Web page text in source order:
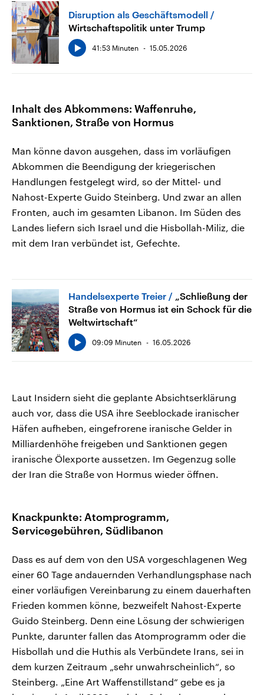
Disruption als Geschäftsmodell
Wirtschaftspolitik unter Trump
41:53 Minuten 15.05.2026
Inhalt des Abkommens: Waffenruhe,
Sanktionen, Straße von Hormus
Man könne davon ausgehen, dass im vorläufigen
Abkommen die Beendigung der kriegerischen
Handlungen festgelegt wird, so der Mittel- und
Nahost-Experte Guido Steinberg. Und zwar an allen
Fronten, auch im gesamten Libanon. Im Süden des
Landes liefern sich Israel und die Hisbollah-Miliz, die
mit dem Iran verbündet ist, Gefechte.
Handelsexperte Treier
„Schließung der
Straße von Hormus ist ein Schock für die
Weltwirtschaft“
09:09 Minuten 16.05.2026
Laut Insidern sieht die geplante Absichtserklärung
auch vor, dass die USA ihre Seeblockade iranischer
Häfen aufheben, eingefrorene iranische Gelder in
Milliardenhöhe freigeben und Sanktionen gegen
iranische Ölexporte aussetzen. Im Gegenzug solle
der ⁠Iran die Straße von Hormus wieder öffnen.
Knackpunkte: Atomprogramm,
Servicegebühren, Südlibanon
Dass es auf dem von den USA vorgeschlagenen Weg
einer 60 Tage andauernden Verhandlungsphase nach
einer vorläufigen Vereinbarung zu einem dauerhaften
Frieden kommen könne, bezweifelt Nahost-Experte
Guido Steinberg. Denn eine Lösung der schwierigen
Punkte, darunter fallen das Atomprogramm oder die
Hisbollah und die Huthis als Verbündete Irans, sei in
dem kurzen Zeitraum „sehr unwahrscheinlich“, so
Steinberg. „Eine Art Waffenstillstand“ gebe es ja